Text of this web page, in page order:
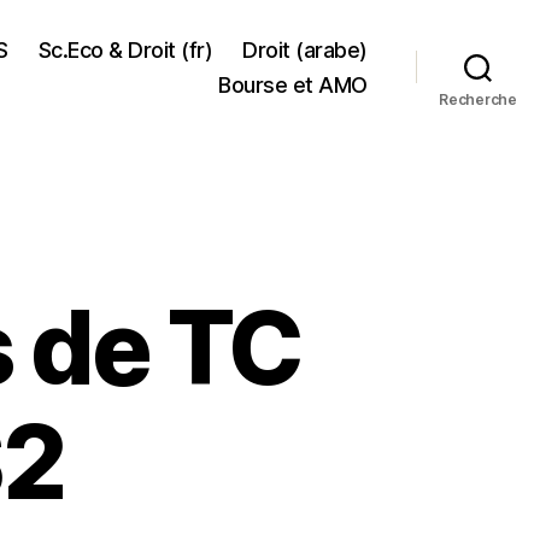
Sc.Eco & Droit (fr)
Droit (arabe)
Bourse et AMO
Recherche
TC